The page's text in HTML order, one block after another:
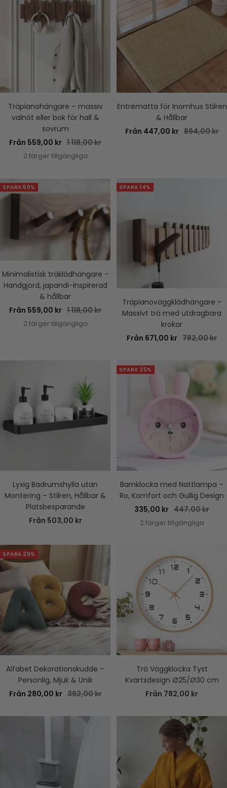
Träpianohängare – massiv
valnöt eller bok för hall &
sovrum
Rea-
Från 559,00 kr Pris
1 118,00 kr
2 färger tillgängliga
Entrématta för Inomhus Stilren
& Hållbar
Rea-
Från 447,00 kr Pris
894,00 kr
SPARA 50%
Minimalistisk träklädhängare –
Handgjord, japandi-inspirerad
& hållbar
Rea-
Från 559,00 kr Pris
1 118,00 kr
2 färger tillgängliga
SPARA 14%
Träpianoväggklädhängare –
Massivt trä med utdragbara
krokar
Rea-
Från 671,00 kr Pris
782,00 kr
Lyxig Badrumshylla utan
Montering – Stilren, Hållbar &
Platsbesparande
Rea-
Från 503,00 kr
SPARA 25%
Barnklocka med Nattlampa –
Ro, Komfort och Gullig Design
Rea-
pris
335,00 kr Pris
447,00 kr
2 färger tillgängliga
SPARA 29%
Alfabet Dekorationskudde –
Personlig, Mjuk & Unik
Rea-
Från 280,00 kr Pris
392,00 kr
Trä Väggklocka Tyst
Kvartsdesign Ø25/Ø30 cm
Rea-
Från 782,00 kr